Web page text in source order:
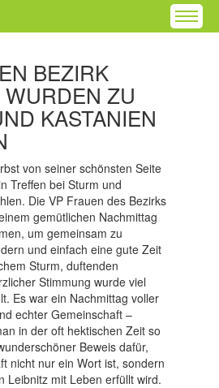
BEZIRK
ZU
KASTANIEN
von seiner schönsten Seite
Treffen bei Sturm und
Die VP Frauen des Bezirks
gemütlichen Nachmittag
um gemeinsam zu
und einfach eine gute Zeit
Sturm, duftenden
Stimmung wurde viel
Es war ein Nachmittag voller
echter Gemeinschaft –
in der oft hektischen Zeit so
Beweis dafür,
nicht nur ein Wort ist, sondern
Leibnitz mit Leben erfüllt wird.